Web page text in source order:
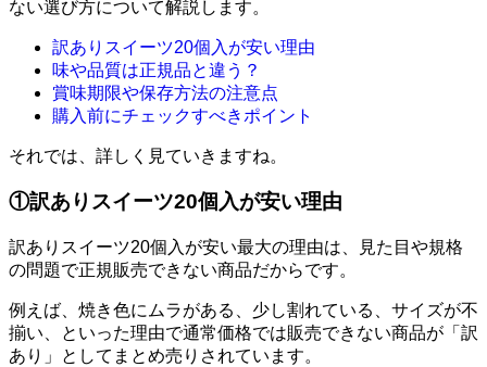
ない選び方について解説します。
訳ありスイーツ20個入が安い理由
味や品質は正規品と違う？
賞味期限や保存方法の注意点
購入前にチェックすべきポイント
それでは、詳しく見ていきますね。
①訳ありスイーツ20個入が安い理由
訳ありスイーツ20個入が安い最大の理由は、見た目や規格
の問題で正規販売できない商品だからです。
例えば、焼き色にムラがある、少し割れている、サイズが不
揃い、といった理由で通常価格では販売できない商品が「訳
あり」としてまとめ売りされています。